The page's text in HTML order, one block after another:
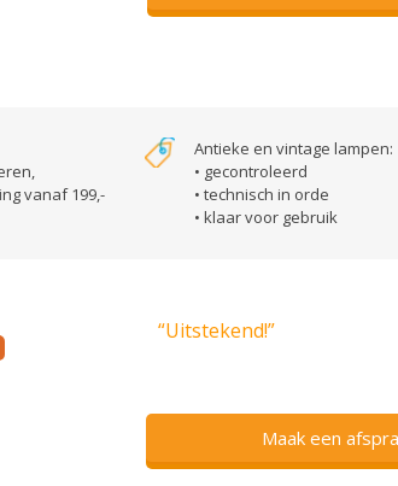
vanaf 199,-
Antieke en vintage lampen:
• gecontroleerd
• technisch in orde
• klaar voor gebruik
“Uitstekend!”
Maak een